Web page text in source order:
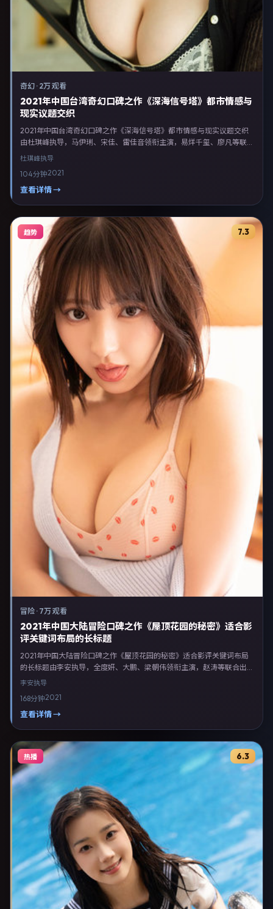
奇幻 · 2万 观看
2021年中国台湾奇幻口碑之作《深海信号塔》都市情感与
现实议题交织
2021年中国台湾奇幻口碑之作《深海信号塔》都市情感与现实议题交织
由杜琪峰执导，马伊琍、宋佳、雷佳音领衔主演，易烊千玺、廖凡等联合
出演。剧情以奇幻类型为主线，融合中国台湾本土叙事与人物弧光，适合
7日中国台湾首映礼举办，全国多城路演与线上观影同步开启。影片在节
奏、摄影与配乐上强调沉浸体验，可作为片单推荐、影评长文与专题策划
杜琪峰执导
104分钟2021
查看详情 →
趋势 7.3
冒险 · 7万 观看
2021年中国大陆冒险口碑之作《屋顶花园的秘密》适合影
评关键词布局的长标题
2021年中国大陆冒险口碑之作《屋顶花园的秘密》适合影评关键词布局
的长标题由李安执导，全度妍、大鹏、梁朝伟领衔主演，赵涛等联合出
演。剧情以冒险类型为主线，融合中国大陆本土叙事与人物弧光，适合检
起在内地地区网络平台首播，支持高清与多语言字幕。影片在节奏、摄影
与配乐上强调沉浸体验，可作为片单推荐、影评长文与专题策划的引用素
李安执导
168分钟2021
查看详情 →
热播 6.3